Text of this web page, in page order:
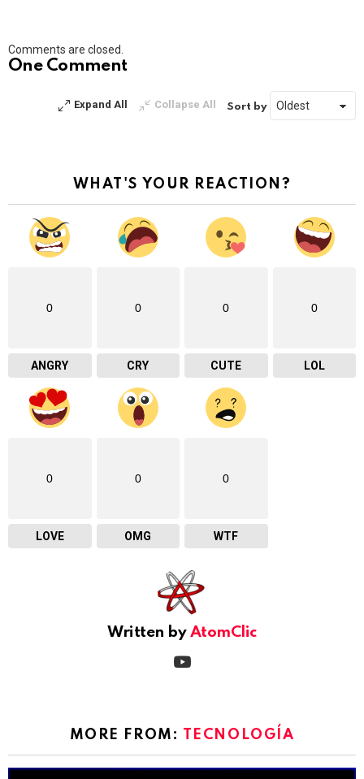
Comments are closed.
One Comment
Expand All Collapse All Sort by
WHAT'S YOUR REACTION?
0
ANGRY
0
CRY
0
CUTE
0
LOL
0
LOVE
0
OMG
0
WTF
Written by AtomClic
MORE FROM: TECNOLOGÍA